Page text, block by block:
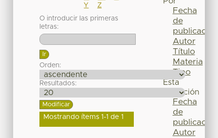
Y
Z
O introducir las primeras
letras:
Orden:
Resultados:
Mostrando ítems 1-1 de 1
Fecha
de
publicación
Autor
Título
Materia
Tipo
Esta
colección
Fecha
de
publicación
Autor